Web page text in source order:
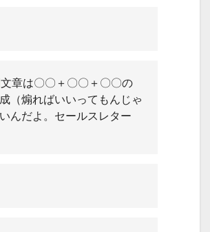
文章は〇〇＋〇〇＋〇〇の
（煽ればいいってもんじゃ
んだよ。セールスレター